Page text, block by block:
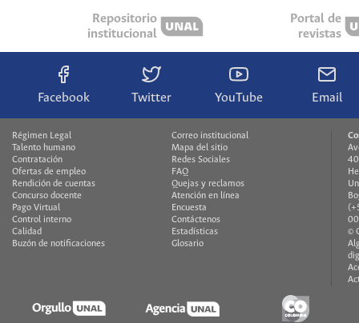
Repositorio
institucional
Portal de
revistas
Facebook Twitter YouTube Email
Régimen Legal
Talento humano
Contratación
Ofertas de empleo
Rendición de cuentas
Concurso docente
Pago Virtual
Control interno
Calidad
Buzón de notificaciones
Correo institucional
Mapa del sitio
Redes Sociales
FAQ
Quejas y reclamos
Atención en línea
Encuesta
Contáctenos
Estadísticas
Glosario
©